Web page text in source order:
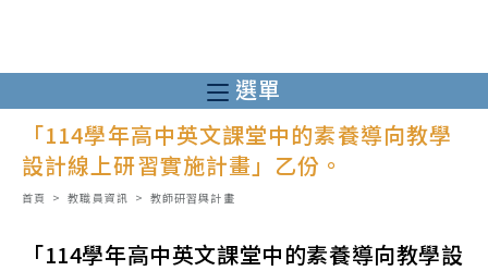
至
主
選單
「114學年高中英文課堂中的素養導向教學
設計線上研習實施計畫」乙份。
首頁 > 教職員資訊 > 教師研習與計畫
「114學年高中英文課堂中的素養導向教學設